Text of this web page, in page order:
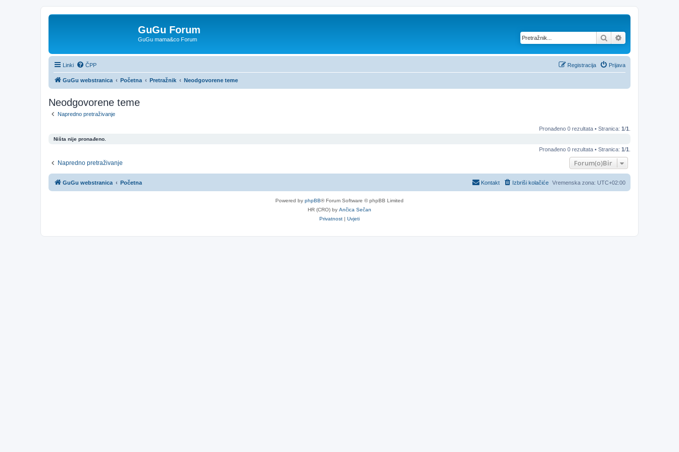
GuGu Forum
GuGu mama&co Forum Pretražnik
Linki ČPP Prijava
Registracija
GuGu webstranica Početna Pretražnik Neodgovorene teme
Neodgovorene teme
Napredno pretraživanje
Pronađeno 0 rezultata • Stranica: 1/1
Ništa nije pronađeno.
Pronađeno 0 rezultata • Stranica: 1/1
Napredno pretraživanje Forum(o)Bir
GuGu webstranica Početna Vremenska zona: UTC+02:00
Izbriši kolačiće
Kontakt
Powered by phpBB® Forum Software © phpBB Limited
HR (CRO) by Ančica Sečan
Privatnost | Uvjeti